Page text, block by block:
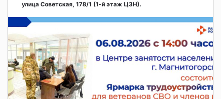
улица Советская, 178/1 (1‑й этаж ЦЗН).